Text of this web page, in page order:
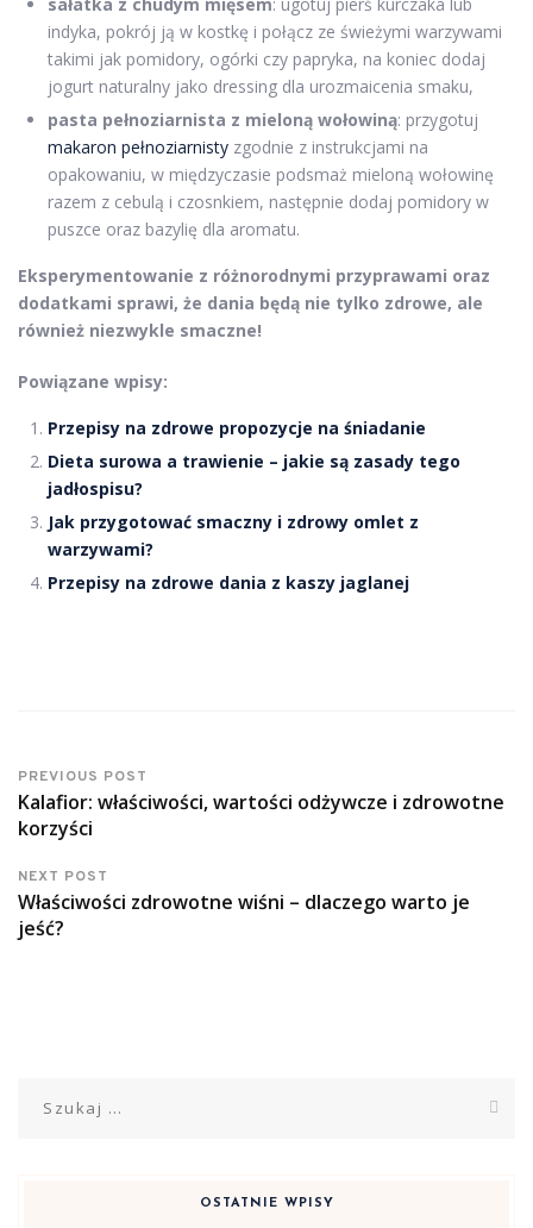
indyka, pokrój ją w kostkę i połącz ze świeżymi warzywami
takimi jak pomidory, ogórki czy papryka, na koniec dodaj
jogurt naturalny jako dressing dla urozmaicenia smaku,
pasta pełnoziarnista z mieloną wołowiną: przygotuj
makaron pełnoziarnisty zgodnie z instrukcjami na
opakowaniu, w międzyczasie podsmaż mieloną wołowinę
razem z cebulą i czosnkiem, następnie dodaj pomidory w
puszce oraz bazylię dla aromatu.
Eksperymentowanie z różnorodnymi przyprawami oraz
dodatkami sprawi, że dania będą nie tylko zdrowe, ale
również niezwykle smaczne!
Powiązane wpisy:
Przepisy na zdrowe propozycje na śniadanie
Dieta surowa a trawienie – jakie są zasady tego
jadłospisu?
Jak przygotować smaczny i zdrowy omlet z
warzywami?
Przepisy na zdrowe dania z kaszy jaglanej
PREVIOUS POST
Kalafior: właściwości, wartości odżywcze i zdrowotne
korzyści
NEXT POST
Właściwości zdrowotne wiśni – dlaczego warto je
jeść?
OSTATNIE WPISY